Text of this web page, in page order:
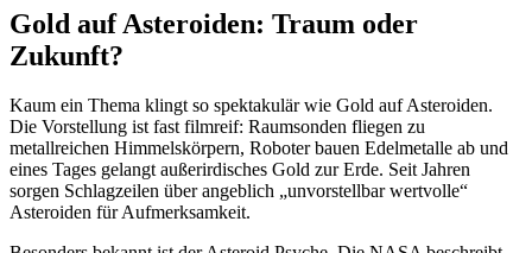
Gold auf Asteroiden: Traum oder
Zukunft?
Kaum ein Thema klingt so spektakulär wie Gold auf Asteroiden.
Die Vorstellung ist fast filmreif: Raumsonden fliegen zu
metallreichen Himmelskörpern, Roboter bauen Edelmetalle ab und
eines Tages gelangt außerirdisches Gold zur Erde. Seit Jahren
sorgen Schlagzeilen über angeblich „unvorstellbar wertvolle“
Asteroiden für Aufmerksamkeit.